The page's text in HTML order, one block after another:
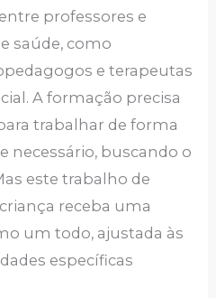
professores e
saúde, como
e terapeutas
A formação precisa
trabalhar de forma
necessário, buscando o
este trabalho de
receba uma
um todo, ajustada às
específicas